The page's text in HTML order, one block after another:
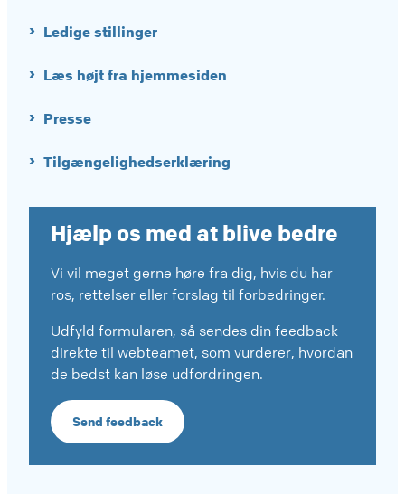
Ledige stillinger
Læs højt fra hjemmesiden
Presse
Tilgængelighedserklæring
Hjælp os med at blive bedre
Vi vil meget gerne høre fra dig, hvis du har
ros, rettelser eller forslag til forbedringer.
Udfyld formularen, så sendes din feedback
direkte til webteamet, som vurderer, hvordan
de bedst kan løse udfordringen.
Send feedback